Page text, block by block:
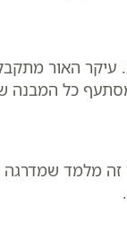
. עיקר האור
כל
מלמד